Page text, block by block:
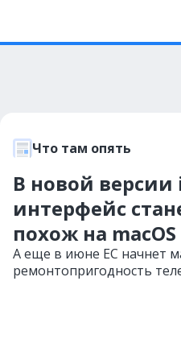
Что там опять
В новой версии
интерфейс
похож на macOS
А еще в июне ЕС начнет
ремонтопригодность